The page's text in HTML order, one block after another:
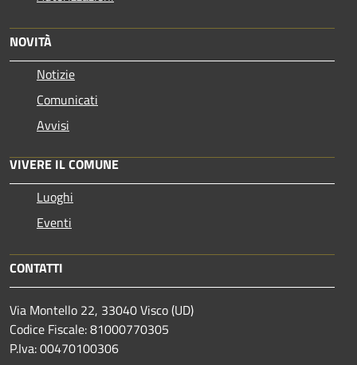
NOVITÀ
Notizie
Comunicati
Avvisi
VIVERE IL COMUNE
Luoghi
Eventi
CONTATTI
Via Montello 22, 33040 Visco (UD)
Codice Fiscale: 81000770305
P.Iva: 00470100306